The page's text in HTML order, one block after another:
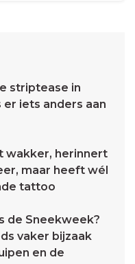
striptease in
er iets anders aan
wakker, herinnert
maar heeft wél
tattoo
de Sneekweek?
vaker bijzaak
en de